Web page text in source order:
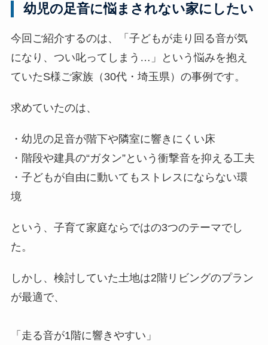
表
示
幼児の足音に悩まされない家にしたい
今回ご紹介するのは、「子どもが走り回る音が気
になり、つい叱ってしまう…」という悩みを抱え
ていたS様ご家族（30代・埼玉県）の事例です。
求めていたのは、
・幼児の足音が階下や隣室に響きにくい床
・階段や建具の“ガタン”という衝撃音を抑える工夫
・子どもが自由に動いてもストレスにならない環
境
という、子育て家庭ならではの3つのテーマでし
た。
しかし、検討していた土地は2階リビングのプラン
が最適で、
「走る音が1階に響きやすい」